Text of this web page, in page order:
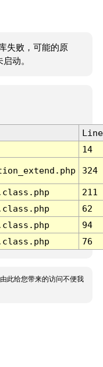
失败，可能的原
动。
Line
14
324
211
62
94
76
此给您带来的访问不便我